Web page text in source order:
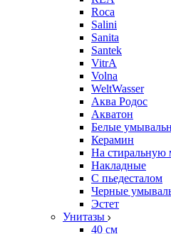
Roca
Salini
Sanita
Santek
VitrA
Volna
WeltWasser
Аква Родос
Акватон
Белые
Керамин
На стиральную
Накладные
С пьедесталом
Черные
Эстет
Унитазы
40 см